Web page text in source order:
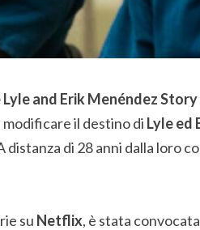
and Erik Menéndez Story
il destino di Lyle ed
di 28 anni dalla loro
su Netflix, è stata